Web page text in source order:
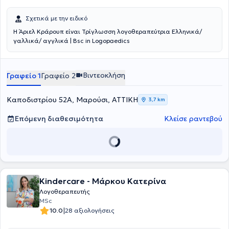
Σχετικά με την ειδικό
Η Άριελ Κράρουπ είναι Τρίγλωσση λογοθεραπεύτρια Ελληνικά/
γαλλικά/ αγγλικά | Bsc in Logopaedics
Γραφείο 1Γραφείο 2 Βιντεοκλήση
Καποδιστρίου 52Α, Μαρούσι, ΑΤΤΙΚΗ 3,7 km
Επόμενη διαθεσιμότητα Κλείσε ραντεβού
Kindercare - Μάρκου Κατερίνα
Λογοθεραπευτής
MSc
10.0|28 αξιολογήσεις